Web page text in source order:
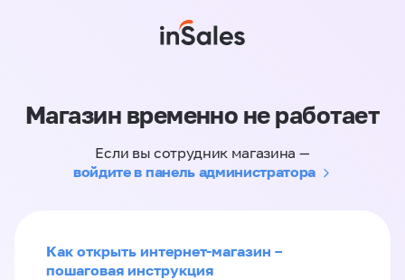
Магазин временно не работает
Если вы сотрудник магазина —
войдите в панель администратора
Как открыть интернет-магазин –
пошаговая инструкция